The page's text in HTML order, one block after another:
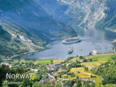
Norway -